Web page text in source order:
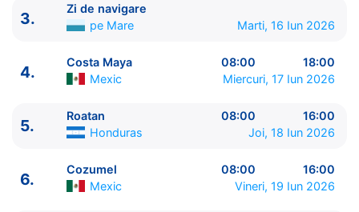
ITINERARIU
----------------------------------------
1. Galveston, Texas
⚓ - 16:00
3.
Zi de navigare
pe Mare
Marti, 16 Iun 2026
4.
Costa Maya 08:00
18:00
Mexic
Miercuri, 17 Iun 2026
5.
Roatan 08:00
16:00
Honduras
Joi, 18 Iun 2026
6.
Cozumel 08:00
16:00
Mexic
Vineri, 19 Iun 2026